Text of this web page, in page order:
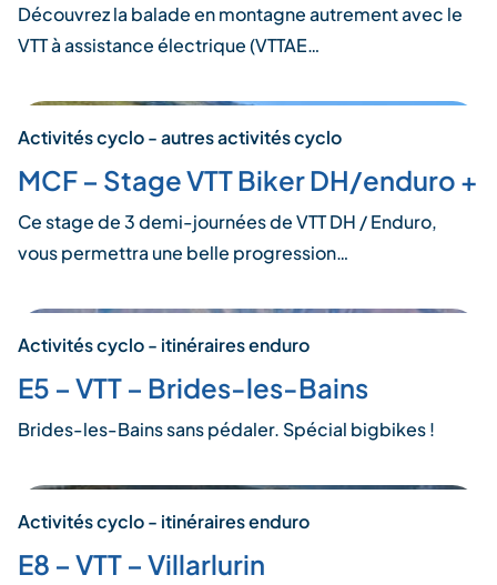
Découvrez la balade en montagne autrement avec le
VTT à assistance électrique (VTTAE…
Activités cyclo - autres activités cyclo
MCF – Stage VTT Biker DH/enduro +
Ce stage de 3 demi-journées de VTT DH / Enduro,
vous permettra une belle progression…
Activités cyclo - itinéraires enduro
E5 – VTT – Brides-les-Bains
Brides-les-Bains sans pédaler. Spécial bigbikes !
Activités cyclo - itinéraires enduro
E8 – VTT – Villarlurin